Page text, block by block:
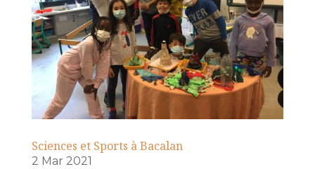
Sciences et Sports à Bacalan
2 Mar 2021